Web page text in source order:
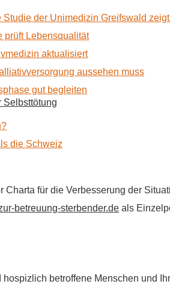
Selbsttötung
der Unimedizin Greifswald
prüft Lebensqualität
aktualisiert
aussehen muss
gut begleiten
die Schweiz
für die Verbesserung der
betreuung-sterbender.de als
betroffene Menschen und